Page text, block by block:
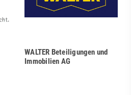
WALTER Beteiligungen und
Immobilien AG